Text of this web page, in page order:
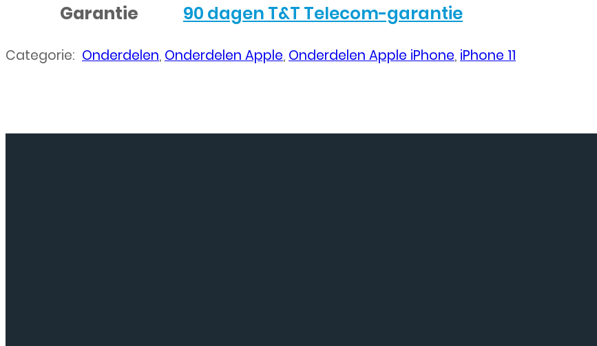
Garantie 90 dagen T&T Telecom-garantie
Categorie: Onderdelen, Onderdelen Apple, Onderdelen Apple iPhone, iPhone 11